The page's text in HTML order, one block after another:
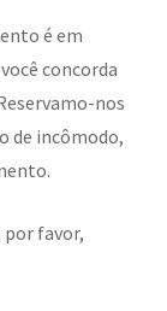
é em
concorda
nos
de incômodo,
por favor,